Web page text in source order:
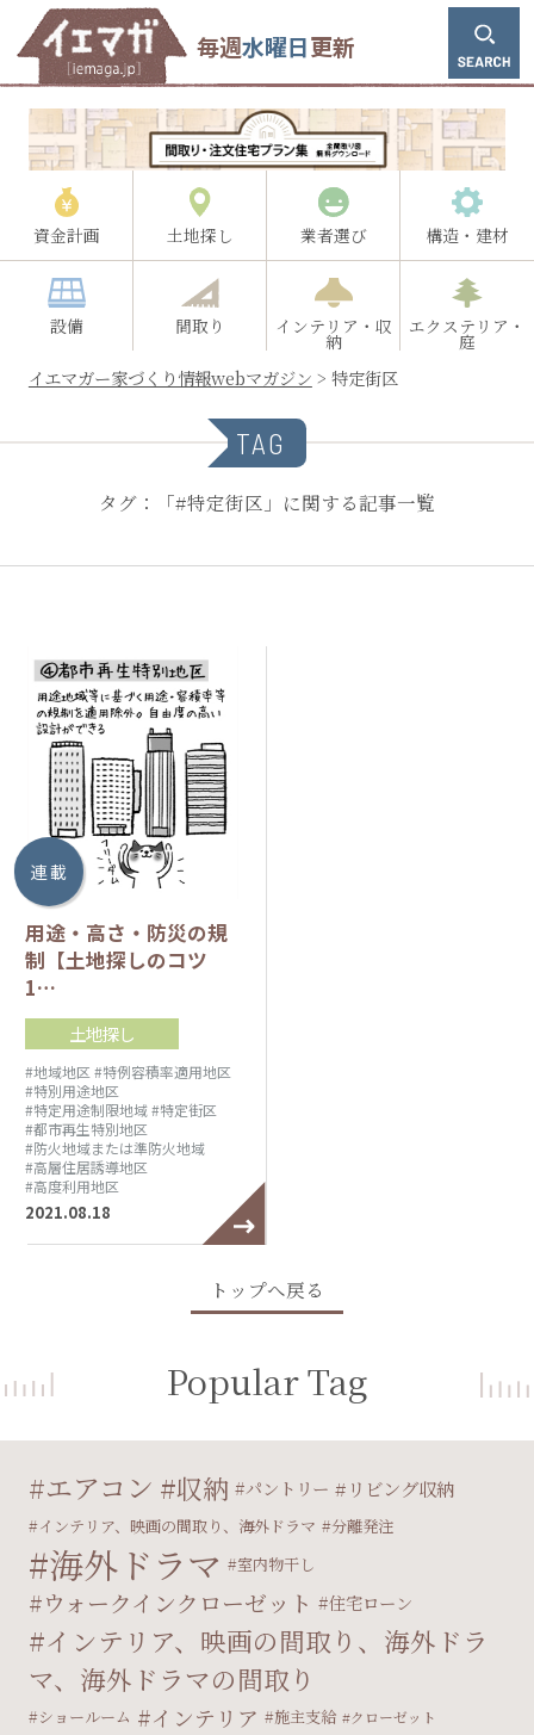
毎週水曜日更新
資金計画 土地探し 業者選び 構造・建材
設備 間取り インテリア・収
納
エクステリア・
庭
イエマガー家づくり情報webマガジン > 特定街区
TAG
タグ：「#特定街区」に関する記事一覧
連 載
用途・高さ・防災の規
制【土地探しのコツ
1…
土地探し
#地域地区 #特例容積率適用地区
#特別用途地区
#特定用途制限地域#特定街区
#都市再生特別地区
#防火地域または準防火地域
#高層住居誘導地区
#高度利用地区
2021.08.18
トップへ戻る
Popular Tag
エアコン 収納 パントリー リビング収納
インテリア、映画の間取り、海外ドラマ 分離発注
海外ドラマ 室内物干し
ウォークインクローゼット 住宅ローン
インテリア、映画の間取り、海外ドラ
マ、海外ドラマの間取り
ショールーム インテリア 施主支給 クローゼット